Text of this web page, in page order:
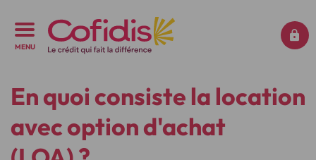
MENU
En quoi consiste la location
avec option d'achat